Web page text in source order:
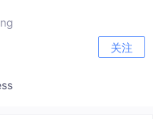
关注